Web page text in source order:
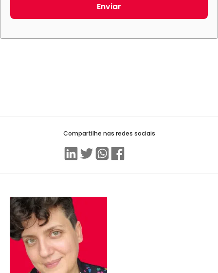
Enviar
Compartilhe nas redes sociais
LinkedinTwitterWhatsApp
Facebook